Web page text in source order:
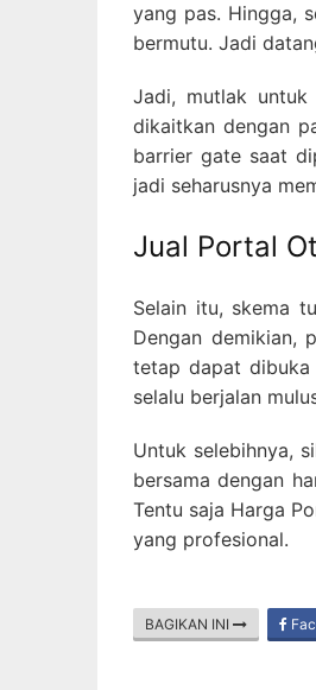
yang pas. Hingga,
bermutu. Jadi
Jadi, mutlak untuk
dikaitkan dengan
barrier gate saat
jadi seharusnya
Jual Portal
Selain itu, skema
Dengan demikian,
tetap dapat dibuka
selalu berjalan
Untuk selebihnya,
bersama dengan
Tentu saja Harga
yang profesional.
BAGIKAN INI